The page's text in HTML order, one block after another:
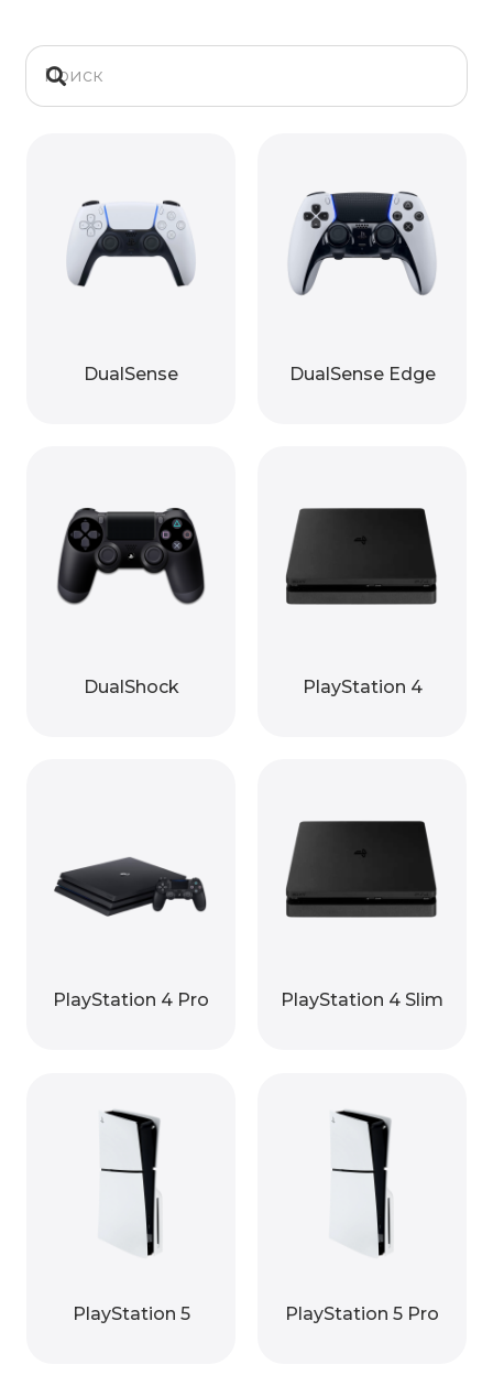
DualSense DualSense Edge
DualShock PlayStation 4
PlayStation 4 Pro PlayStation 4 Slim
PlayStation 5 PlayStation 5 Pro